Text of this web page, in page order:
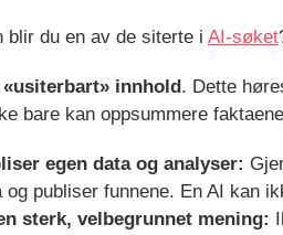
blir du en av de siterte i AI-søket
«usiterbart» innhold. Dette
bare kan oppsummere
egen data og analyser:
og publiser funnene. En AI kan
sterk, velbegrunnet mening: